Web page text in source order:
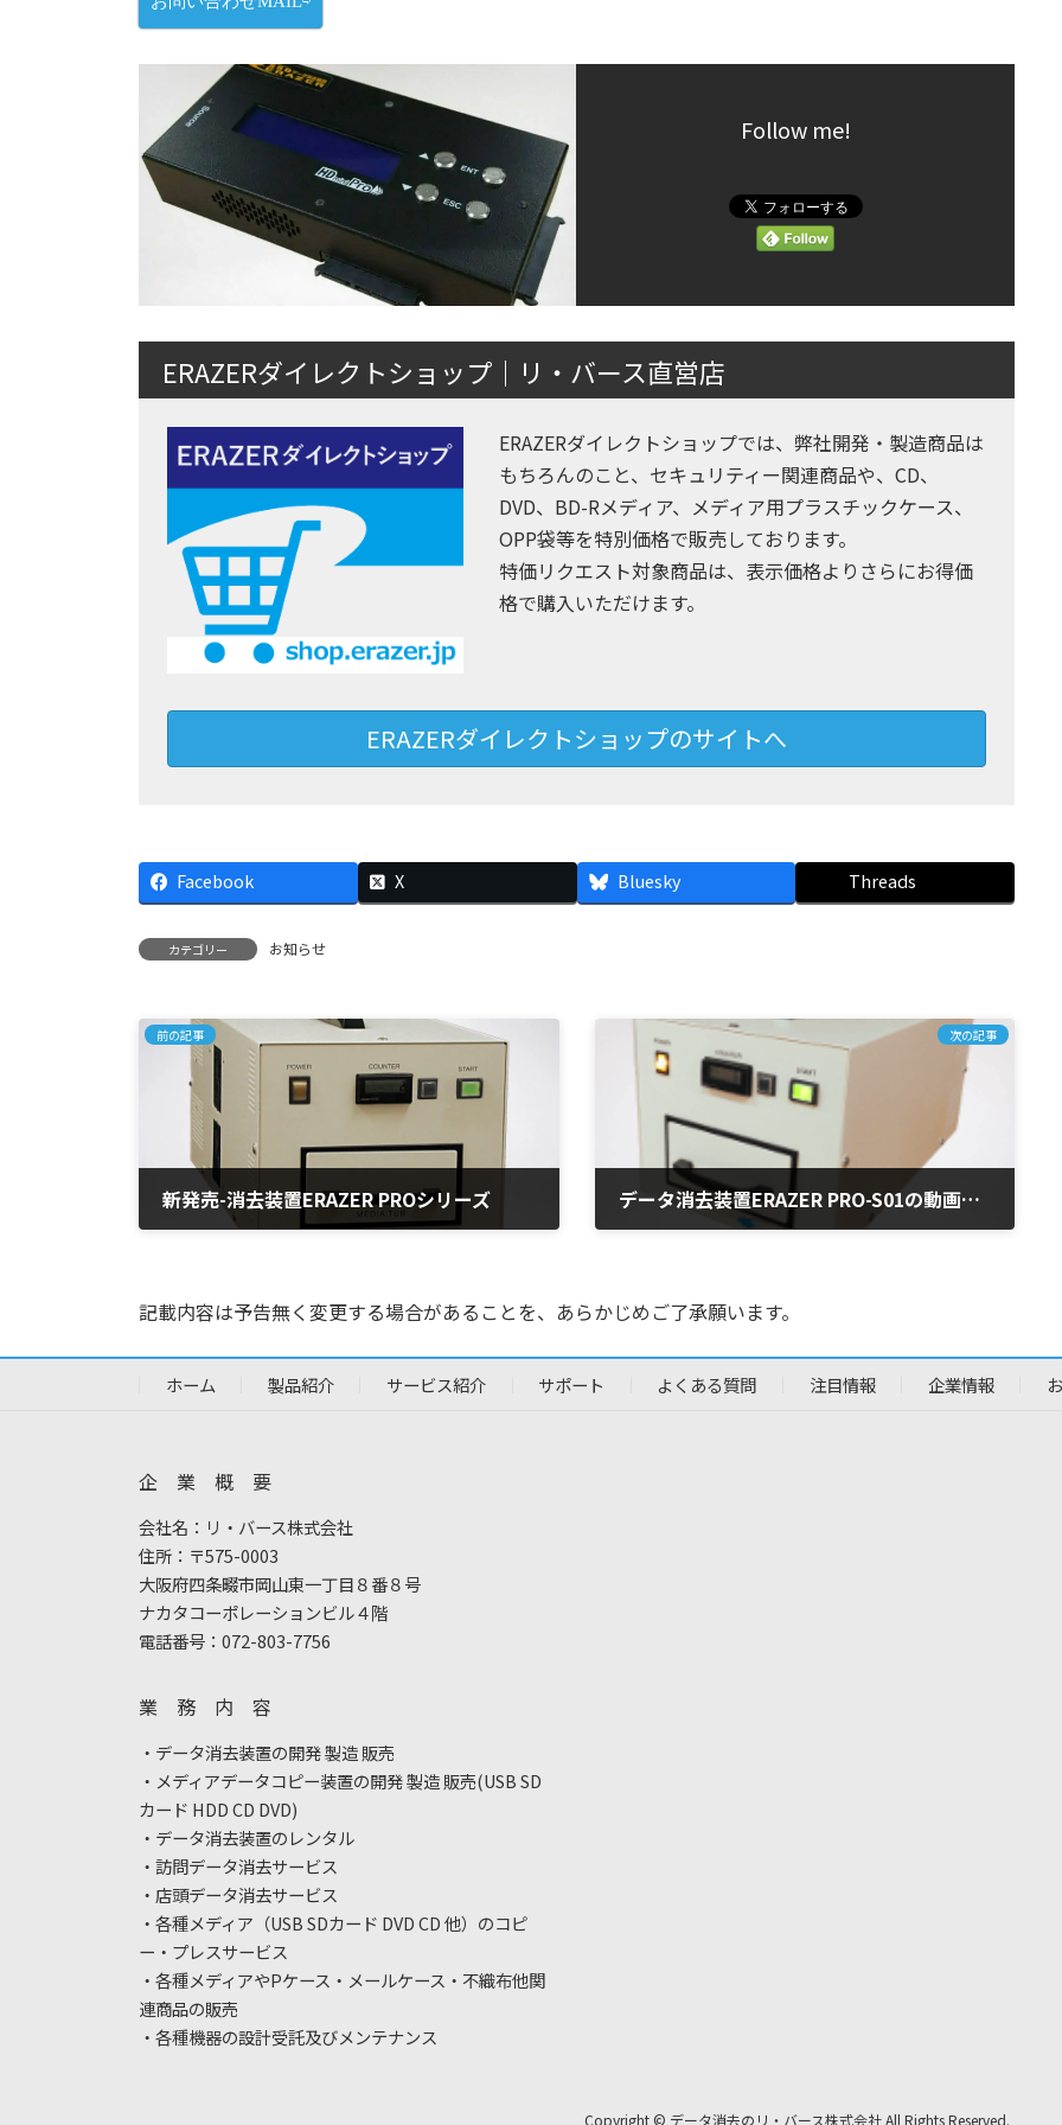
Follow me!
ERAZERダイレクトショップ｜リ・バース直営店
ERAZERダイレクトショップでは、弊社開発・製造商品は
もちろんのこと、セキュリティー関連商品や、CD、
DVD、BD-Rメディア、メディア用プラスチックケース、
OPP袋等を特別価格で販売しております。
特価リクエスト対象商品は、表示価格よりさらにお得価
格で購入いただけます。
ERAZERダイレクトショップのサイトへ
Facebook X Bluesky Threads
カテゴリー お知らせ
前の記事
新発売-消去装置ERAZER PROシリーズ
次の記事
データ消去装置ERAZER PRO-S01の動画を公開しました
記載内容は予告無く変更する場合があることを、あらかじめご了承願います。
ホーム 製品紹介 サービス紹介 サポート よくある質問 注目情報 企業情報
企 業 概 要
会社名：リ・バース株式会社
住所：〒575-0003
大阪府四条畷市岡山東一丁目８番８号
ナカタコーポレーションビル４階
電話番号：072-803-7756
業 務 内 容
・データ消去装置の開発 製造 販売
・メディアデータコピー装置の開発 製造 販売(USB SD
カード HDD CD DVD)
・データ消去装置のレンタル
・訪問データ消去サービス
・店頭データ消去サービス
・各種メディア（USB SDカード DVD CD 他）のコピ
ー・プレスサービス
・各種メディアやPケース・メールケース・不織布他関
連商品の販売
・各種機器の設計受託及びメンテナンス
Copyright © データ消去のリ・バース株式会社 All Rights Reserved.